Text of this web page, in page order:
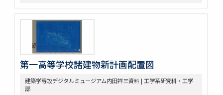
第一高等学校諸建物新計画配置図
建築学専攻デジタルミュージアム内田祥三資料 | 工学系研究科・工学
部